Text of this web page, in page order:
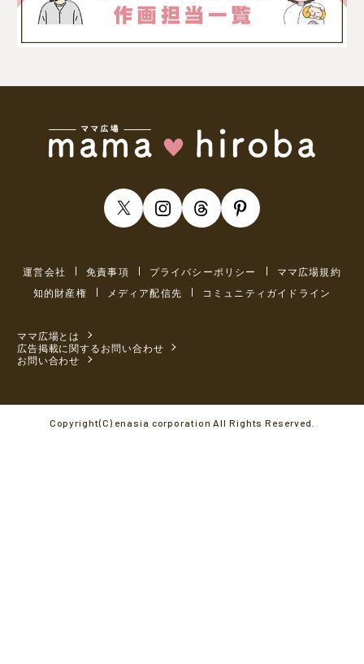
運営会社 免責事項 プライバシーポリシー
ママ広場規約
知的財産権
メディア配信先 コミュニティガイドライン
ママ広場とは
広告掲載に関するお問い合わせ
お問い合わせ
Copyright(C) enasia corporation All Rights Reserved.